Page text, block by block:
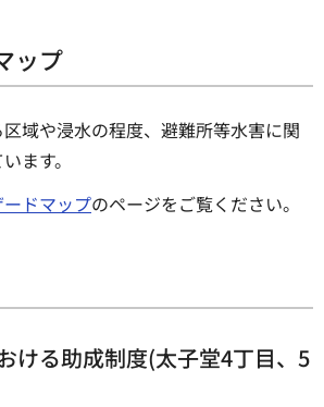
ップ
域や浸水の程度、避難所等水害に関
ます。
ドマップのページをご覧ください。
ける助成制度(太子堂4丁目、5